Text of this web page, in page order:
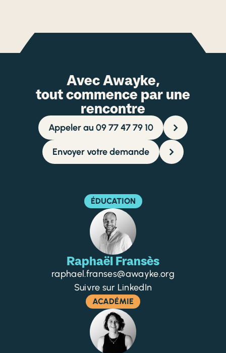
Avec Awayke,
tout commence par une
rencontre
Appeler au 09 77 47 79 10
Envoyer votre demande
ÉDUCATION
Raphaël Fransès
raphael.franses@awayke.org
Suivre sur LinkedIn
ACADÉMIE